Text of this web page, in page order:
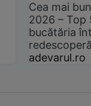
Cea mai
2026 –
bucătăria
adevarul.ro